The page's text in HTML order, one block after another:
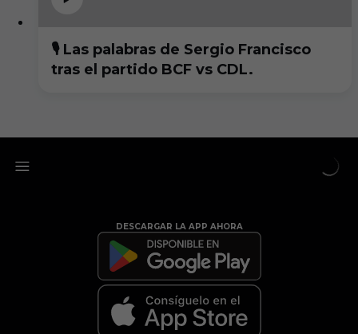
🎙️ Las palabras de Sergio Francisco
tras el partido BCF vs CDL.
DESCARGAR LA APP AHORA